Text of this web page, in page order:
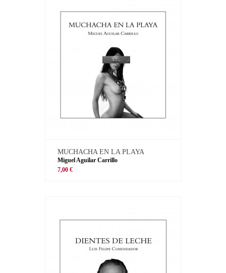
MUCHACHA EN LA PLAYA
Miguel Aguilar Carrillo
7,00 €